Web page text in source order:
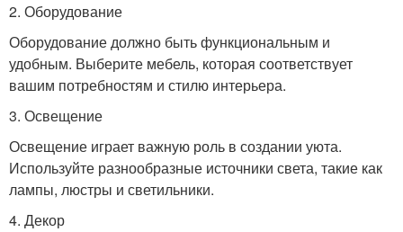
2. Оборудование
Оборудование должно быть функциональным и
удобным. Выберите мебель, которая соответствует
вашим потребностям и стилю интерьера.
3. Освещение
Освещение играет важную роль в создании уюта.
Используйте разнообразные источники света, такие как
лампы, люстры и светильники.
4. Декор